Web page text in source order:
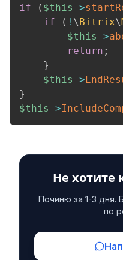
if ( $this ->
if
( ! \Bitrix\
$this ->
return ;
}
$this ->
}
$this ->
Не хотите
Починю за 1-3 дня.
по